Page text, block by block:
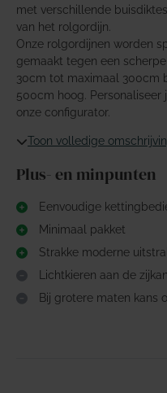
met verschillende
van het rolgordijn.
Onze rolgordijnen worden
gemaakt tegen een
30cm tot maximaal 300cm
500cm hoog. Personaliseer
onze configurator.
Toon volledige
Plus- en minpunten
Eenvoudige
Minimaal pakket
Strakke moderne
Lichtkieren aan de
Bij grotere maten kans